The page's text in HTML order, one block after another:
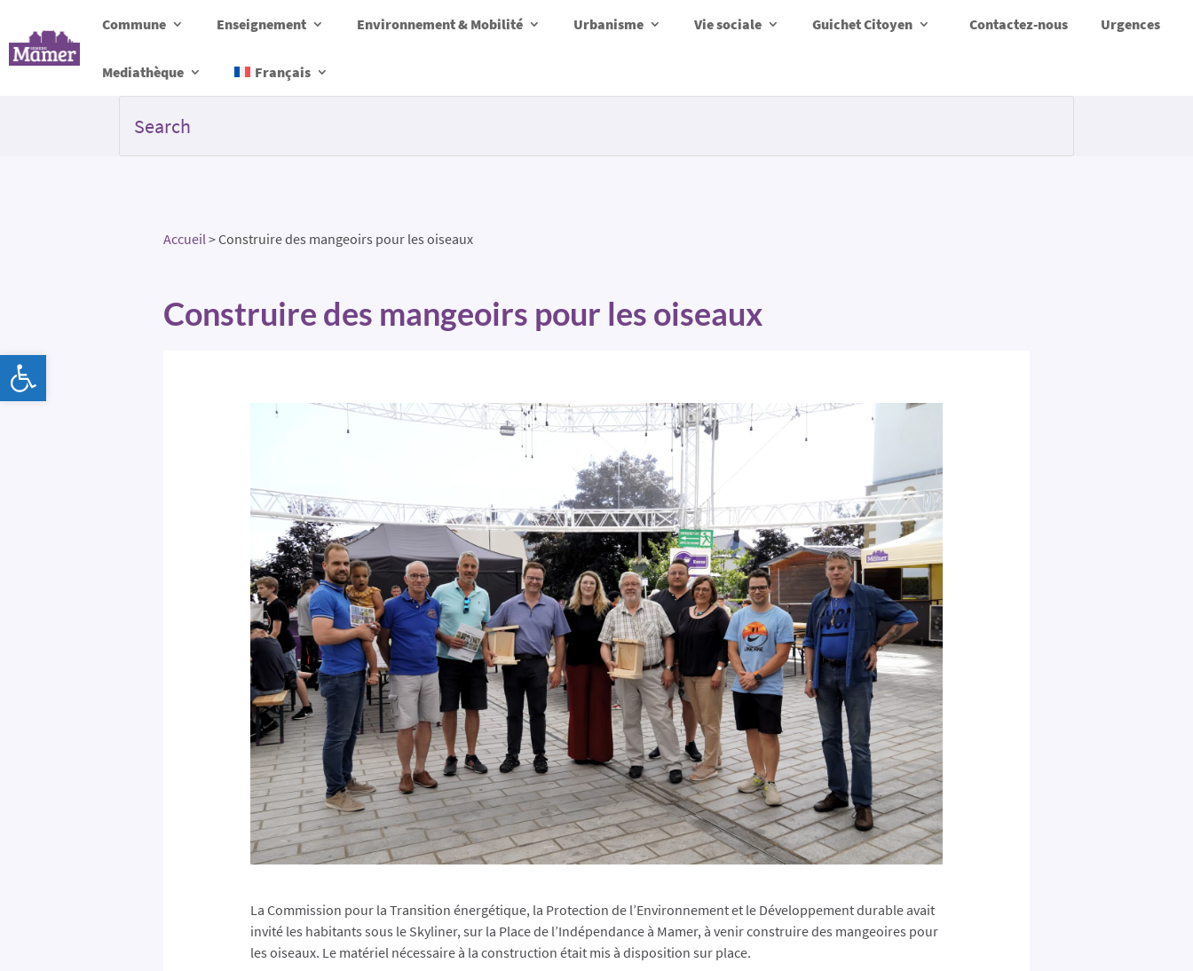
Commune Enseignement Environnement & Mobilité Urbanisme Vie sociale Guichet Citoyen Contactez-nous Urgences
Mediathèque Français
Accueil>Construire des mangeoirs pour les oiseaux
Construire des mangeoirs pour les oiseaux
La Commission pour la Transition énergétique, la Protection de l’Environnement et le Développement durable avait
invité les habitants sous le Skyliner, sur la Place de l’Indépendance à Mamer, à venir construire des mangeoires pour
les oiseaux. Le matériel nécessaire à la construction était mis à disposition sur place.
Ouvrir la barre d’outils